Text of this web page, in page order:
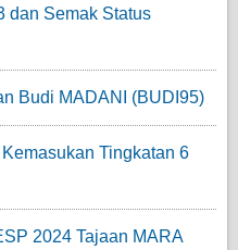
dan Semak Status
Budi MADANI (BUDI95)
Tingkatan 6
2024 Tajaan MARA